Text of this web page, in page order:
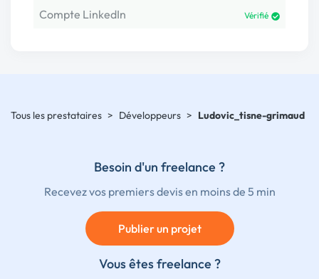
Compte LinkedIn Vérifié
Tous les prestataires > Développeurs > Ludovic_tisne-grimaud
Besoin d'un freelance ?
Recevez vos premiers devis en moins de 5 min
Publier un projet
Vous êtes freelance ?